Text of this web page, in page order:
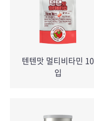
텐텐맛 멀티비타민 10
입